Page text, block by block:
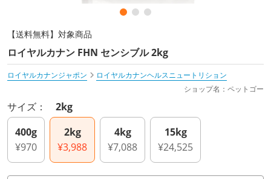
【送料無料】対象商品
ロイヤルカナン FHN センシブル 2kg
ロイヤルカナンジャポン
ロイヤルカナンヘルスニュートリション
ショップ名：ペットゴー
サイズ： 2kg
400g
¥970
2kg
¥3,988
4kg
¥7,088
15kg
¥24,525